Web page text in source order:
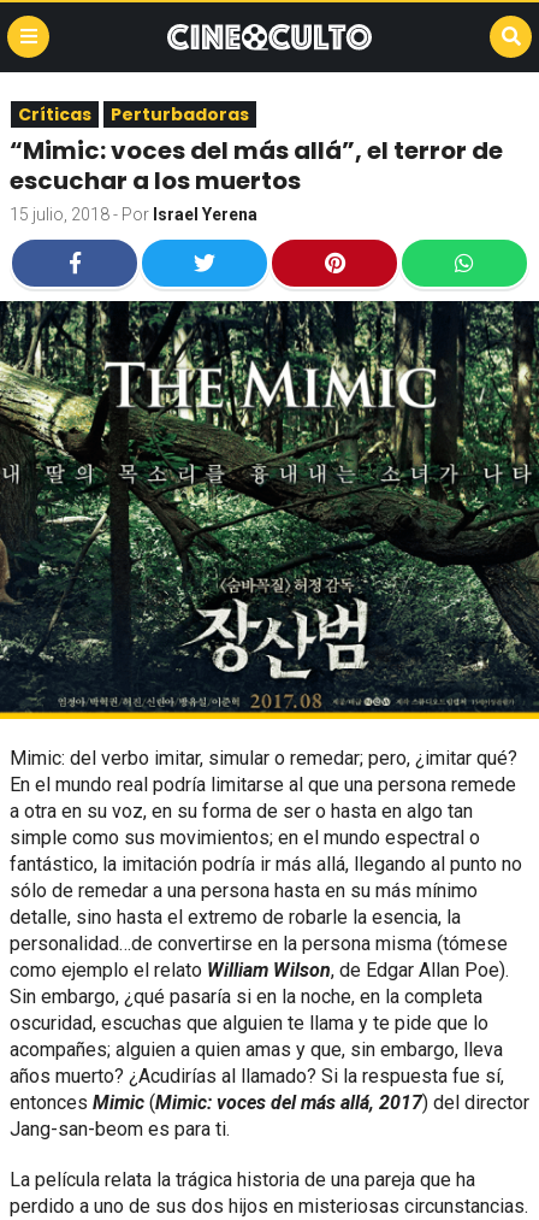
Críticas Perturbadoras
“Mimic: voces del más allá”, el terror de
escuchar a los muertos
15 julio, 2018- Por Israel Yerena
Mimic: del verbo imitar, simular o remedar; pero, ¿imitar qué?
En el mundo real podría limitarse al que una persona remede
a otra en su voz, en su forma de ser o hasta en algo tan
simple como sus movimientos; en el mundo espectral o
fantástico, la imitación podría ir más allá, llegando al punto no
sólo de remedar a una persona hasta en su más mínimo
detalle, sino hasta el extremo de robarle la esencia, la
personalidad…de convertirse en la persona misma (tómese
como ejemplo el relato William Wilson, de Edgar Allan Poe).
Sin embargo, ¿qué pasaría si en la noche, en la completa
oscuridad, escuchas que alguien te llama y te pide que lo
acompañes; alguien a quien amas y que, sin embargo, lleva
años muerto? ¿Acudirías al llamado? Si la respuesta fue sí,
entonces Mimic (Mimic: voces del más allá, 2017) del director
Jang-san-beom es para ti.
La película relata la trágica historia de una pareja que ha
perdido a uno de sus dos hijos en misteriosas circunstancias.